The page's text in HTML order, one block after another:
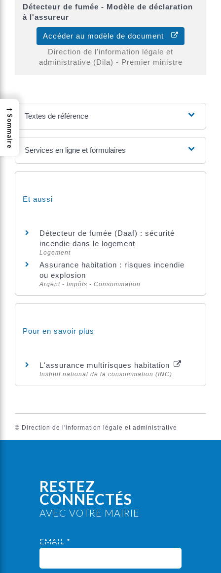
Détecteur de fumée - Modèle de déclaration
à l'assureur
Accéder au modèle de document
Direction de l'information légale et
administrative (Dila) - Premier ministre
Textes de référence
Services en ligne et formulaires
Et aussi
Détecteur de fumée (Daaf) : sécurité
incendie dans le logement
Logement
Assurance habitation : risques incendie
ou explosion
Argent - Impôts - Consommation
Pour en savoir plus
L'assurance multirisques habitation
Institut national de la consommation (INC)
© Direction de l'information légale et administrative
RESTEZ
CONNECTÉS
AVEC VOTRE MAIRIE
EMAIL *
→
Sommaire